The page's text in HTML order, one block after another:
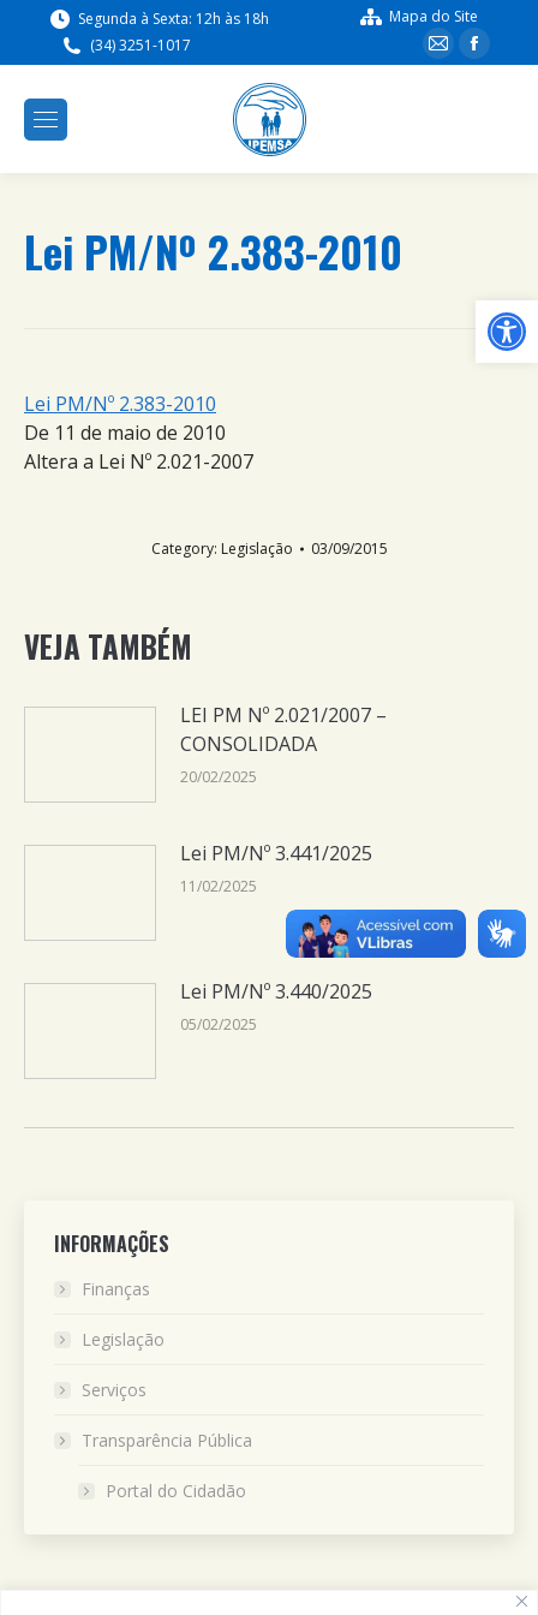
Segunda à Sexta: 12h às 18h
(34) 3251-1017
Mapa do Site
Lei PM/Nº 2.383-2010
Lei PM/Nº 2.383-2010
De 11 de maio de 2010
Altera a Lei Nº 2.021-2007
Category: Legislação 03/09/2015
VEJA TAMBÉM
LEI PM Nº 2.021/2007 –
CONSOLIDADA
20/02/2025
Lei PM/Nº 3.441/2025
11/02/2025
Lei PM/Nº 3.440/2025
05/02/2025
INFORMAÇÕES
Finanças
Legislação
Serviços
Transparência Pública
Portal do Cidadão